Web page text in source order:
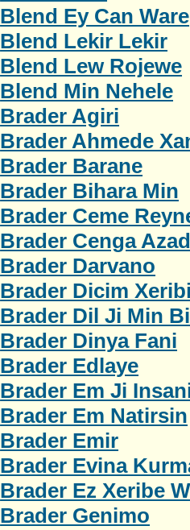
Blend Ey Can Ware
Blend Lekir Lekir
Blend Lew Rojewe
Blend Min Nehele
Brader Agiri
Brader Ahmede
Brader Barane
Brader Bihara Min
Brader Ceme
Brader Cenga
Brader Darvano
Brader Dicim
Brader Dil Ji Min
Brader Dinya Fani
Brader Edlaye
Brader Em Ji
Brader Em Natirsin
Brader Emir
Brader Evina
Brader Ez Xeribe
Brader Genimo